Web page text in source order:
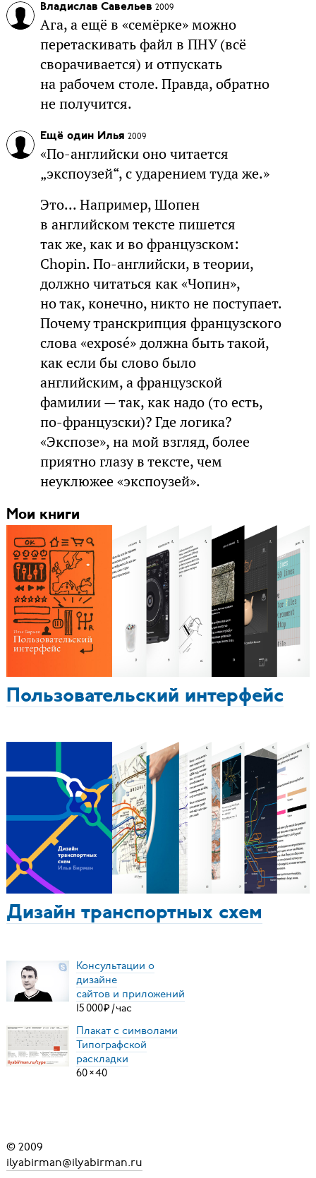
Владислав Савельев 2009
Ага, а ещё в «семёрке» можно
перетаскивать файл в ПНУ (всё
сворачивается) и отпускать
на рабочем столе. Правда, обратно
не получится.
Ещё один Илья 2009
«По-английски оно читается
„экспоузей“, с ударением туда же.»
Это... Например, Шопен
в английском тексте пишется
так же, как и во французском:
Chopin. По-английски, в теории,
должно читаться как «Чопин»,
но так, конечно, никто не поступает.
Почему транскрипция французского
слова «exposé» должна быть такой,
как если бы слово было
английским, а французской
фамилии — так, как надо (то есть,
по-французски)? Где логика?
«Экспозе», на мой взгляд, более
приятно глазу в тексте, чем
неуклюжее «экспоузей».
Мои книги
Пользовательский интерфейс
Дизайн транспортных схем
Консультации о
дизайне
сайтов и приложений
15000₽ /час
Плакат с символами
Типографской
раскладки
60×40
© 2009
ilyabirman@ilyabirman.ru